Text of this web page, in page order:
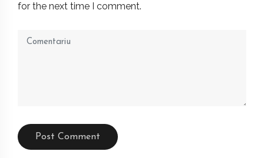
for the next time I comment.